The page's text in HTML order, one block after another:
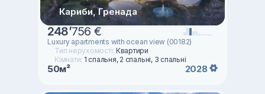
Кариби, Гренада
248’756 €
Luxury apartments with ocean view (00182)
Тип нерухомості: Квартири
Кімнати: 1 спальня, 2 спальні, 3 спальні
50м² 2028